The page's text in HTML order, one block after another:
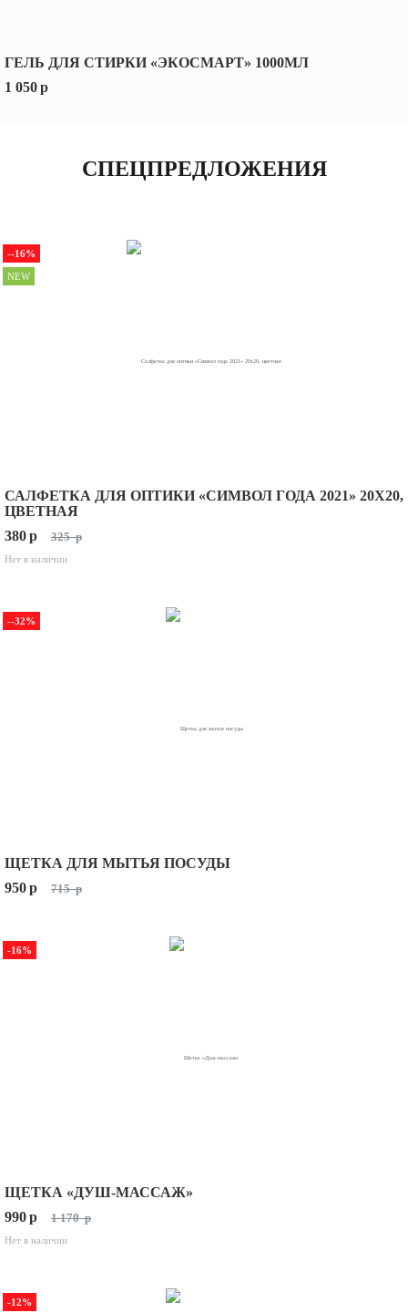
ГЕЛЬ ДЛЯ СТИРКИ «ЭКОСМАРТ» 1000МЛ
1 050p
СПЕЦПРЕДЛОЖЕНИЯ
САЛФЕТКА ДЛЯ ОПТИКИ «СИМВОЛ ГОДА 2021» 20X20,
ЦВЕТНАЯ
380p 325 p
Нет в наличии
--16%
NEW
ЩЕТКА ДЛЯ МЫТЬЯ ПОСУДЫ
950p 715 p
--32%
ЩЕТКА «ДУШ-МАССАЖ»
990p 1 170 p
Нет в наличии
-16%
-12%